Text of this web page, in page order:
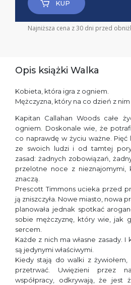
KUP
Najniższa cena z 30 dni przed
Opis książki Walka
Kobieta, która igra z ogniem.
Mężczyzna, który na co dzień z nim
Kapitan Callahan Woods całe
ogniem. Doskonale wie, że
co naprawdę w życiu ważne.
ze swoich ludzi i od tamtej
zasad: żadnych zobowiązań,
przelotne noce z
znaczą.
Prescott Timmons ucieka przed
ją zniszczyła. Nowe miasto, nowa
planowała jednak spotkać
sobie mężczyznę, który wie, jak
sercem.
Każde z nich ma własne zasady.
są jedynymi właściwymi.
Kiedy stają do walki z
przetrwać. Uwięzieni przez
współpracy, odkrywają, że